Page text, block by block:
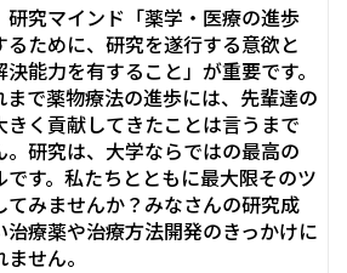
研究マインド「薬学・医療の進歩
るために、研究を遂行する意欲と
能力を有すること」が重要です。
まで薬物療法の進歩には、先輩達の
きく貢献してきたことは言うまで
。研究は、大学ならではの最高の
です。私たちとともに最大限そのツ
てみませんか？みなさんの研究成
治療薬や治療方法開発のきっかけに
せん。